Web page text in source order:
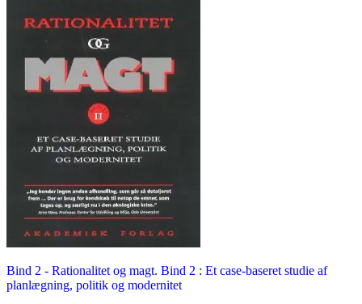
Bind 2 - Rationalitet og magt. Bind 2 : Et case-baseret studie af
planlægning, politik og modernitet